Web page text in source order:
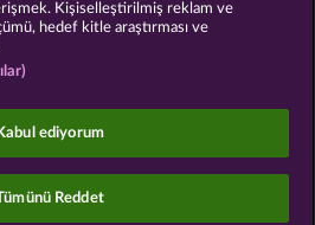
sadece eğlence amaçlıdır ve
kumar oyunlarında
hiçbir etkisi yoktur.
Games GmbH
Kişiselleştirilmiş reklam ve
hedef kitle araştırması ve
ediyorum
Reddet